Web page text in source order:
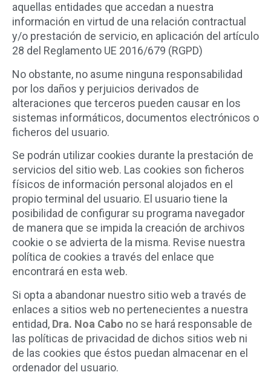
aquellas entidades que accedan a nuestra
información en virtud de una relación contractual
y/o prestación de servicio, en aplicación del artículo
28 del Reglamento UE 2016/679 (RGPD)
No obstante, no asume ninguna responsabilidad
por los daños y perjuicios derivados de
alteraciones que terceros pueden causar en los
sistemas informáticos, documentos electrónicos o
ficheros del usuario.
Se podrán utilizar cookies durante la prestación de
servicios del sitio web. Las cookies son ficheros
físicos de información personal alojados en el
propio terminal del usuario. El usuario tiene la
posibilidad de configurar su programa navegador
de manera que se impida la creación de archivos
cookie o se advierta de la misma. Revise nuestra
política de cookies a través del enlace que
encontrará en esta web.
Si opta a abandonar nuestro sitio web a través de
enlaces a sitios web no pertenecientes a nuestra
entidad, Dra. Noa Cabo no se hará responsable de
las políticas de privacidad de dichos sitios web ni
de las cookies que éstos puedan almacenar en el
ordenador del usuario.